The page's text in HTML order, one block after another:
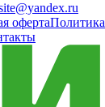
офертаПолитика